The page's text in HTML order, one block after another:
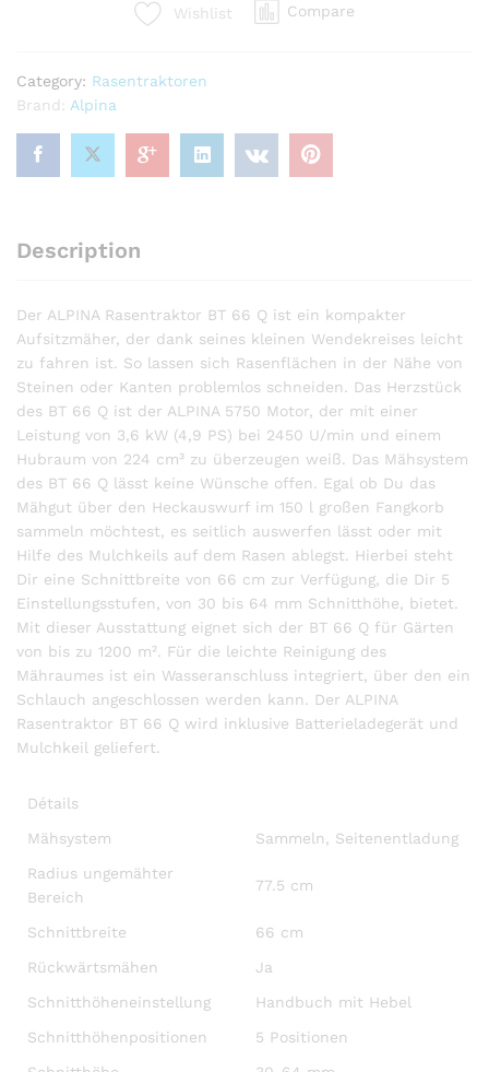
Wishlist Compare
Category: Rasentraktoren
Brand: Alpina
Description
Der ALPINA Rasentraktor BT 66 Q ist ein kompakter
Aufsitzmäher, der dank seines kleinen Wendekreises leicht
zu fahren ist. So lassen sich Rasenflächen in der Nähe von
Steinen oder Kanten problemlos schneiden. Das Herzstück
des BT 66 Q ist der ALPINA 5750 Motor, der mit einer
Leistung von 3,6 kW (4,9 PS) bei 2450 U/min und einem
Hubraum von 224 cm³ zu überzeugen weiß. Das Mähsystem
des BT 66 Q lässt keine Wünsche offen. Egal ob Du das
Mähgut über den Heckauswurf im 150 l großen Fangkorb
sammeln möchtest, es seitlich auswerfen lässt oder mit
Hilfe des Mulchkeils auf dem Rasen ablegst. Hierbei steht
Dir eine Schnittbreite von 66 cm zur Verfügung, die Dir 5
Einstellungsstufen, von 30 bis 64 mm Schnitthöhe, bietet.
Mit dieser Ausstattung eignet sich der BT 66 Q für Gärten
von bis zu 1200 m². Für die leichte Reinigung des
Mähraumes ist ein Wasseranschluss integriert, über den ein
Schlauch angeschlossen werden kann. Der ALPINA
Rasentraktor BT 66 Q wird inklusive Batterieladegerät und
Mulchkeil geliefert.
Détails
Mähsystem
Sammeln, Seitenentladung
Radius ungemähter
Bereich
77.5 cm
Schnittbreite
66 cm
Rückwärtsmähen
Ja
Schnitthöheneinstellung
Handbuch mit Hebel
Schnitthöhenpositionen
5 Positionen